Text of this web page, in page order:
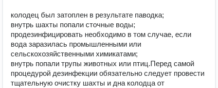
колодец был затоплен в результате паводка;
внутрь шахты попали сточные воды;
продезинфицировать необходимо в том случае, если
вода заразилась промышленными или
сельскохозяйственными химикатами;
внутрь попали трупы животных или птиц.Перед самой
процедурой дезинфекции обязательно следует провести
тщательную очистку шахты и дна колодца от